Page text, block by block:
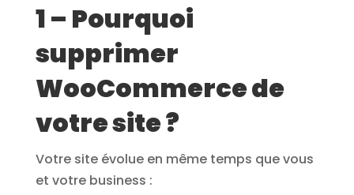
1 – Pourquoi
supprimer
WooCommerce de
votre site ?
Votre site évolue en même temps que vous
et votre business :